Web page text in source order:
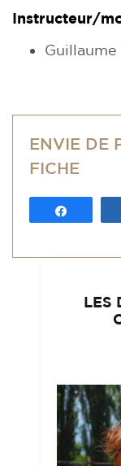
Instructeur/
Guillaume
ENVIE DE
FICHE
LES